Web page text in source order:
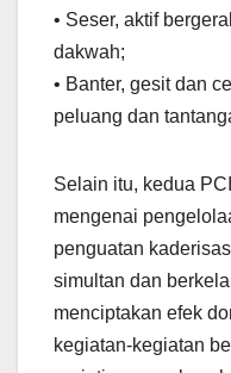
•⁠ ⁠Seser, aktif
dakwah;
•⁠ ⁠Banter, gesit dan
peluang dan
Selain itu, kedua
mengenai
penguatan
simultan dan
menciptakan efek
kegiatan-kegiatan